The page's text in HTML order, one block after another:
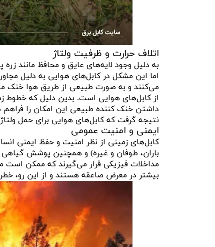
اتلاف حرارت و ظرفیت ولتاژ
به دلیل وجود لایه‌های عایق و محافظ مانند
اما این مشکل در کابل‌های هوایی به دلیل
می‌کنند و به صورت طبیعی از طریق هوا خنک
از کابل‌های هوایی است. بدین دلیل که خطوط
داشتن خنک کننده طبیعی این امکان را فراهم
نتیجه گرفت که کابل‌های هوایی برای حمل ولتاژ
ایمنی و امنیت عمومی
کابل‌های زمینی از نظر امنیت و حفظ ایمنی
باران، طوفان و غیره) و همچنین پوشش گیاهی
مداخلات فیزیکی قرار می‌گیرند که ممکن است
بیشتر در معرض صاعقه هستند و از این رو،